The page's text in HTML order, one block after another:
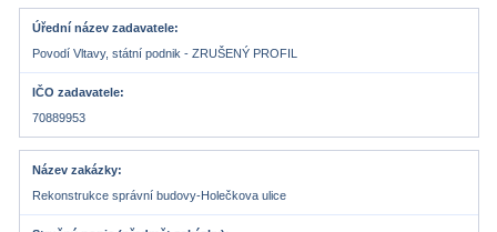
Úřední název zadavatele
Povodí Vltavy, státní podnik - ZRUŠENÝ PROFIL
IČO zadavatele
70889953
Název zakázky
Rekonstrukce správní budovy-Holečkova ulice